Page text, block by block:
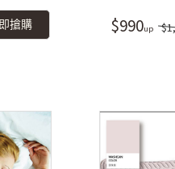
搶購 $990